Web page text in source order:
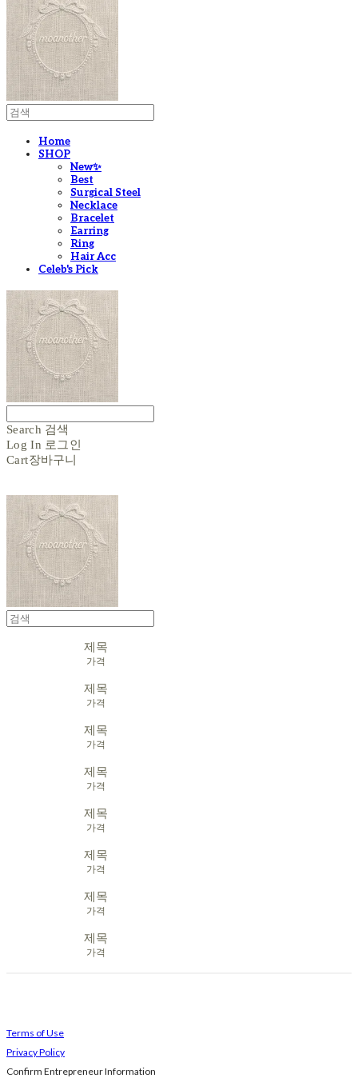
Home
SHOP
New✨
Best
Surgical Steel
Necklace
Bracelet
Earring
Ring
Hair Acc
Celeb's Pick
Search 검색
Log In 로그인
Cart장바구니
제목
가격
제목
가격
제목
가격
제목
가격
제목
가격
제목
가격
제목
가격
제목
가격
Terms of Use
Privacy Policy
Confirm Entrepreneur Information